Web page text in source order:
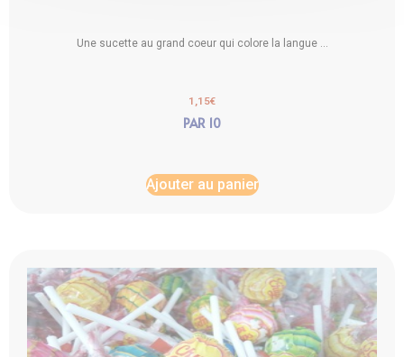
Une sucette au grand coeur qui colore la langue ...
1,15€
PAR 10
Ajouter au panier